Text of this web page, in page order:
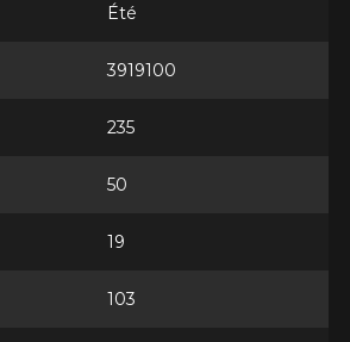
Été
3919100
235
50
19
103